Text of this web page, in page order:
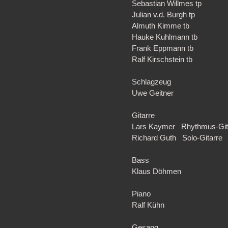
Sebastian Willmes tp
Julian v.d. Burgh tp
Almuth Kimme tb
Hauke Kuhlmann tb
Frank Eppmann tb
Ralf Kirschstein tb
Schlagzeug
Uwe Geitner
Gitarre
Lars Kaymer Rhythmus-
Richard Guth Solo-Gitarre
Bass
Klaus Döhmen
Piano
Ralf Kühn